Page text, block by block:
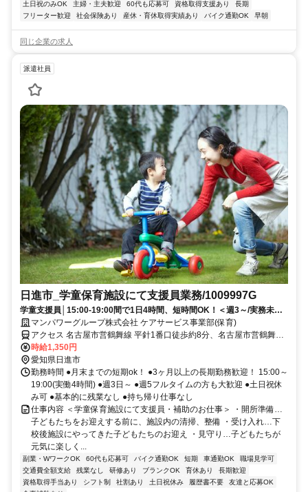
土日祝のみOK
主婦・主夫歓迎 60代も応募可 資格取得支援あり
長期
フリーター歓迎
社会保険あり 産休・育休取得実績あり バイク通勤OK 早朝
同じ企業の求人
派遣社員
日進市_学童保育施設にて支援員業務/1009997G
学童支援員│15:00-19:00間で1日4時間、短時間OK！＜週3～/実務未経
験OK＞日払いOK
マンパワーグループ株式会社 ケアサービス事業部(保育)
アクセス 名古屋市営鶴舞線 平針1番口徒歩約8分、名古屋市営鶴舞線
赤池（愛知県）1番口徒歩約8分、名鉄豊田線 赤池（愛知県）1番口徒
歩約8分 車・バイク通勤OK(派遣先による)
時給1,350円
愛知県日進市
勤務時間 ●月末までの短期ok！ ●3ヶ月以上の長期勤務歓迎！ 15:00～
19:00(実働4時間) ●週3日～ ●週5フルタイムの方も大歓迎 ●土日祝休
み可 ●基本的に残業なし ●持ち帰り仕事なし
仕事内容 ＜学童保育施設にて支援員・補助のお仕事＞ ・開所準備…
子どもたちをお迎えする前に、施設内の清掃、整備 ・受け入れ…下
校後施設にやってきた子どもたちのお迎え ・見守り…子どもたちが
元気に楽しく...
副業・WワークOK 60代も応募可 バイク通勤OK 短期 車通勤OK
職場見学可
交通費全額支給
残業なし 研修あり ブランクOK 育休あり
長期歓迎
資格取得手当あり
シフト制 社割あり 土日祝休み 履歴書不要
友達と応募OK